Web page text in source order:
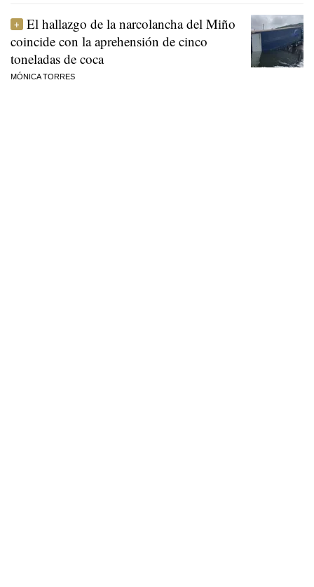
El hallazgo de la narcolancha del Miño
coincide con la aprehensión de cinco
toneladas de coca
MÓNICA TORRES